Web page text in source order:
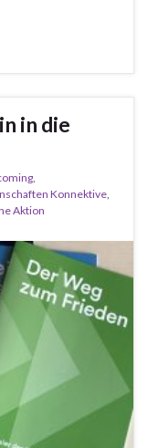
in die
,
Konnektive,
Aktion